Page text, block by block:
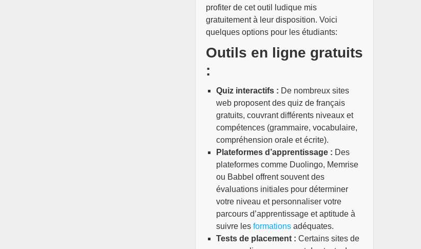
profiter de cet outil ludique mis
gratuitement à leur disposition. Voici
quelques options pour les étudiants:
Outils en ligne gratuits
:
Quiz interactifs : De nombreux sites
web proposent des quiz de français
gratuits, couvrant différents niveaux et
compétences (grammaire, vocabulaire,
compréhension orale et écrite).
Plateformes d’apprentissage : Des
plateformes comme Duolingo, Memrise
ou Babbel offrent souvent des
évaluations initiales pour déterminer
votre niveau et personnaliser votre
parcours d’apprentissage et aptitude à
suivre les formations adéquates.
Tests de placement : Certains sites de